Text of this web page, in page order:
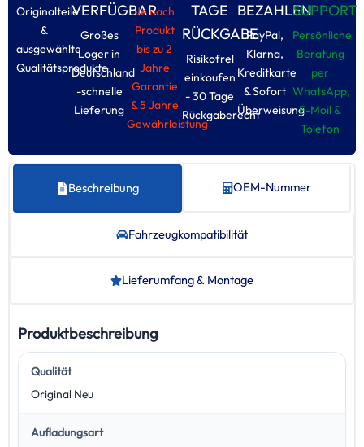
Originalteile
&
ausgewählte
Qualitätsprodukte
VERFÜGBAR
Großes
Loger in
Deutschland
-schnelle
Lieferung
Je nach
Produkt
bis zu 2
Jahre
Garantie
& 5 Jahre
Gewährleistung
TAGE
RÜCKGABE
Risikofrel
einkoufen
- 30 Tage
Rückgaberecht
BEZAHLEN
PayPal,
Klarna,
Kreditkarte
& Sofort
Überweisung
SUPPORT
Persönliche
Beratung
per
WhatsApp,
E-Moil &
Tolefon
Beschreibung OEM-Nummer
Fahrzeug­kompatibilität
Lieferumfang & Montage
Produktbeschreibung
Qualität
Original Neu
Aufladungsart